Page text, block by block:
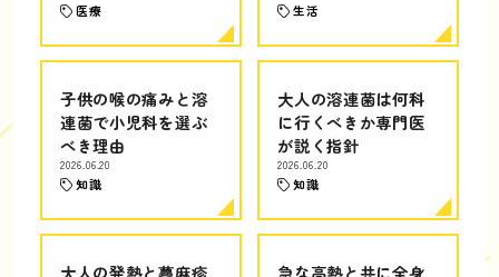
医療 生活
子供の喉の痛みと溶
連菌で小児科を選ぶ
べき理由
2026.06.20
知識
大人の溶連菌は何科
に行くべきか専門医
が説く指針
2026.06.20
知識
大人の発熱と蕁麻疹
急な高熱と共に全身